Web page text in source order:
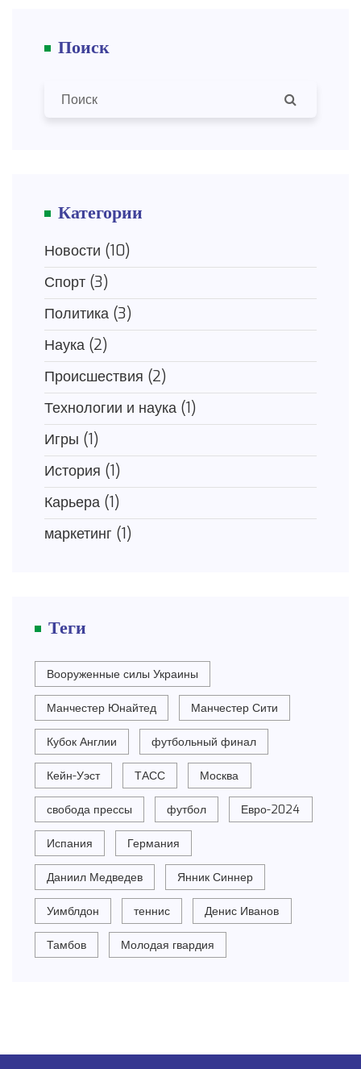
Поиск
Категории
Новости (10)
Спорт (3)
Политика (3)
Наука (2)
Происшествия (2)
Технологии и наука (1)
Игры (1)
История (1)
Карьера (1)
маркетинг (1)
Теги
Вооруженные силы Украины
Манчестер Юнайтед Манчестер Сити
Кубок Англии футбольный финал
Кейн-Уэст ТАСС Москва
свобода прессы футбол Евро-2024
Испания Германия
Даниил Медведев Янник Синнер
Уимблдон теннис Денис Иванов
Тамбов Молодая гвардия